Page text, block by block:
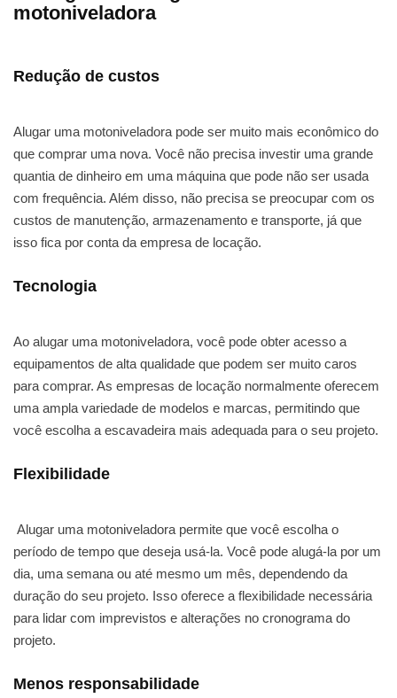
motoniveladora
Redução de custos
Alugar uma motoniveladora pode ser muito mais econômico do
que comprar uma nova. Você não precisa investir uma grande
quantia de dinheiro em uma máquina que pode não ser usada
com frequência. Além disso, não precisa se preocupar com os
custos de manutenção, armazenamento e transporte, já que
isso fica por conta da empresa de locação.
Tecnologia
Ao alugar uma motoniveladora, você pode obter acesso a
equipamentos de alta qualidade que podem ser muito caros
para comprar. As empresas de locação normalmente oferecem
uma ampla variedade de modelos e marcas, permitindo que
você escolha a escavadeira mais adequada para o seu projeto.
Flexibilidade
Alugar uma motoniveladora permite que você escolha o
período de tempo que deseja usá-la. Você pode alugá-la por um
dia, uma semana ou até mesmo um mês, dependendo da
duração do seu projeto. Isso oferece a flexibilidade necessária
para lidar com imprevistos e alterações no cronograma do
projeto.
Menos responsabilidade